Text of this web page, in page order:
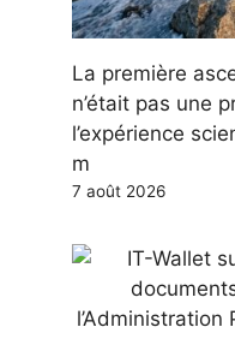
La première
n’était pas une
l’expérience
m
7 août 2026